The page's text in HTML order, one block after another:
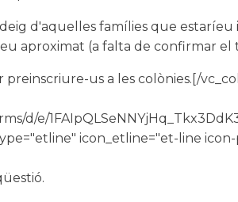
d'aquelles famílies que estaríeu
aproximat (a falta de confirmar
us a les colònies.[/
d/e/
icon_etline="et-line